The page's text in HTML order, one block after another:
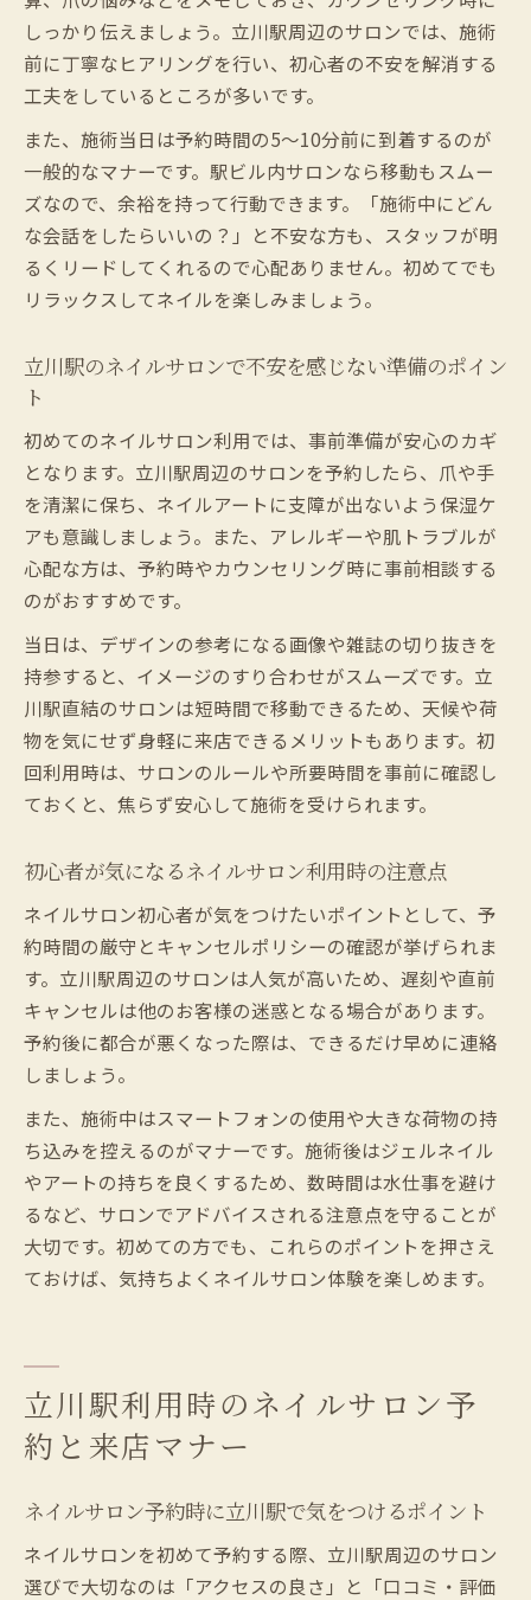
しっかり伝えましょう。立川駅周辺のサロンでは、施術
前に丁寧なヒアリングを行い、初心者の不安を解消する
工夫をしているところが多いです。
また、施術当日は予約時間の5〜10分前に到着するのが
一般的なマナーです。駅ビル内サロンなら移動もスムー
ズなので、余裕を持って行動できます。「施術中にどん
な会話をしたらいいの？」と不安な方も、スタッフが明
るくリードしてくれるので心配ありません。初めてでも
リラックスしてネイルを楽しみましょう。
立川駅のネイルサロンで不安を感じない準備のポイン
ト
初めてのネイルサロン利用では、事前準備が安心のカギ
となります。立川駅周辺のサロンを予約したら、爪や手
を清潔に保ち、ネイルアートに支障が出ないよう保湿ケ
アも意識しましょう。また、アレルギーや肌トラブルが
心配な方は、予約時やカウンセリング時に事前相談する
のがおすすめです。
当日は、デザインの参考になる画像や雑誌の切り抜きを
持参すると、イメージのすり合わせがスムーズです。立
川駅直結のサロンは短時間で移動できるため、天候や荷
物を気にせず身軽に来店できるメリットもあります。初
回利用時は、サロンのルールや所要時間を事前に確認し
ておくと、焦らず安心して施術を受けられます。
初心者が気になるネイルサロン利用時の注意点
ネイルサロン初心者が気をつけたいポイントとして、予
約時間の厳守とキャンセルポリシーの確認が挙げられま
す。立川駅周辺のサロンは人気が高いため、遅刻や直前
キャンセルは他のお客様の迷惑となる場合があります。
予約後に都合が悪くなった際は、できるだけ早めに連絡
しましょう。
また、施術中はスマートフォンの使用や大きな荷物の持
ち込みを控えるのがマナーです。施術後はジェルネイル
やアートの持ちを良くするため、数時間は水仕事を避け
るなど、サロンでアドバイスされる注意点を守ることが
大切です。初めての方でも、これらのポイントを押さえ
ておけば、気持ちよくネイルサロン体験を楽しめます。
立川駅利用時のネイルサロン予
約と来店マナー
ネイルサロン予約時に立川駅で気をつけるポイント
ネイルサロンを初めて予約する際、立川駅周辺のサロン
選びで大切なのは「アクセスの良さ」と「口コミ・評価